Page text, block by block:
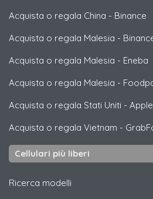
Acquista o regala China - Binance
Acquista o regala Malesia -
Acquista o regala Malesia - Eneba
Acquista o regala Malesia -
Acquista o regala Stati Uniti -
Acquista o regala Vietnam -
Cellulari più liberi
Ricerca modelli